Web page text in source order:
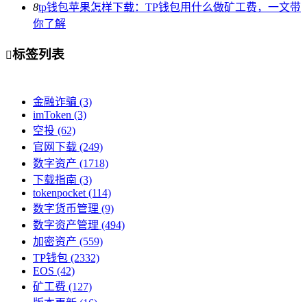
8tp钱包苹果怎样下载：TP钱包用什么做矿工费，一文带
你了解
标签列表
金融诈骗 (3)
imToken (3)
空投 (62)
官网下载 (249)
数字资产 (1718)
下载指南 (3)
tokenpocket (114)
数字货币管理 (9)
数字资产管理 (494)
加密资产 (559)
TP钱包 (2332)
EOS (42)
矿工费 (127)